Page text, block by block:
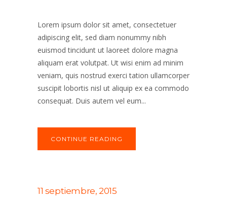
Lorem ipsum dolor sit amet, consectetuer
adipiscing elit, sed diam nonummy nibh
euismod tincidunt ut laoreet dolore magna
aliquam erat volutpat. Ut wisi enim ad minim
veniam, quis nostrud exerci tation ullamcorper
suscipit lobortis nisl ut aliquip ex ea commodo
consequat. Duis autem vel eum...
CONTINUE READING
11 septiembre, 2015